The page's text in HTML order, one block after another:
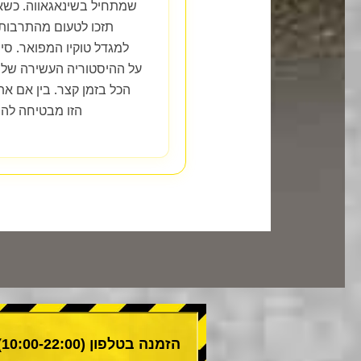
שמתחיל בשינאגאווה.
תזכו לטעום
למגדל טוקיו המפואר.
על ההיסטוריה העשירה
הכל בזמן קצר. בין אם
הזו מבטיחה
הזמנה בטלפון (10:00-22:00)